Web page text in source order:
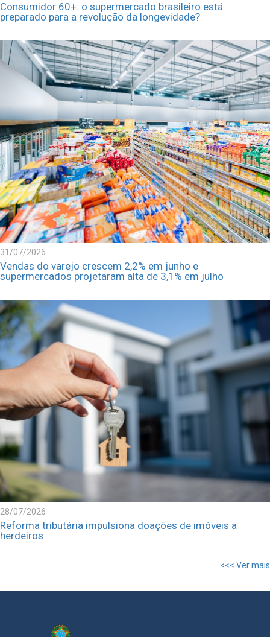
Consumidor 60+: o supermercado brasileiro está
preparado para a revolução da longevidade?
31/07/2026
Vendas do varejo crescem 2,2% em junho e
supermercados projetaram alta de 3,1% em julho
28/07/2026
Reforma tributária impulsiona doações de imóveis a
herdeiros
<<< Ver mais